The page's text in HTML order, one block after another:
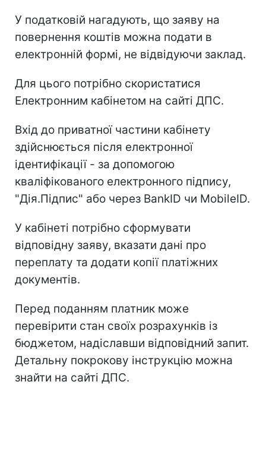
У податковій нагадують, що заяву на
повернення коштів можна подати в
електронній формі, не відвідуючи заклад.
Для цього потрібно скористатися
Електронним кабінетом на сайті ДПС.
Вхід до приватної частини кабінету
здійснюється після електронної
ідентифікації - за допомогою
кваліфікованого електронного підпису,
"Дія.Підпис" або через BankID чи MobileID.
У кабінеті потрібно сформувати
відповідну заяву, вказати дані про
переплату та додати копії платіжних
документів.
Перед поданням платник може
перевірити стан своїх розрахунків із
бюджетом, надіславши відповідний запит.
Детальну покрокову інструкцію можна
знайти на сайті ДПС.